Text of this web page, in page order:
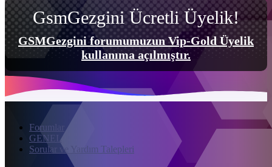
GsmGezgini Ücretli Üyelik!
GSMGezgini forumumuzun Vip-Gold Üyelik
kullanıma açılmıştır.
Forumlar
GENEL
Sorular ve Yardım Talepleri